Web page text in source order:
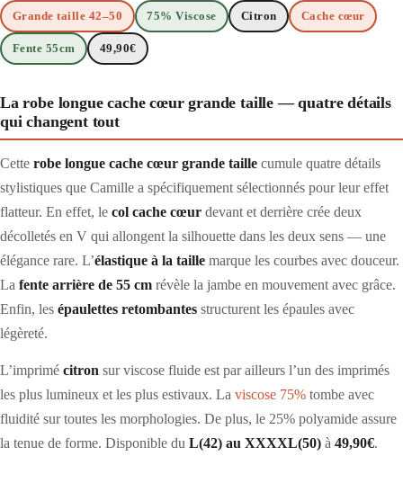
Grande taille 42–50 75% Viscose Citron Cache cœur
Fente 55cm 49,90€
La robe longue cache cœur grande taille — quatre détails
qui changent tout
Cette robe longue cache cœur grande taille cumule quatre détails
stylistiques que Camille a spécifiquement sélectionnés pour leur effet
flatteur. En effet, le col cache cœur devant et derrière crée deux
décolletés en V qui allongent la silhouette dans les deux sens — une
élégance rare. L’élastique à la taille marque les courbes avec douceur.
La fente arrière de 55 cm révèle la jambe en mouvement avec grâce.
Enfin, les épaulettes retombantes structurent les épaules avec
légèreté.
L’imprimé citron sur viscose fluide est par ailleurs l’un des imprimés
les plus lumineux et les plus estivaux. La viscose 75% tombe avec
fluidité sur toutes les morphologies. De plus, le 25% polyamide assure
la tenue de forme. Disponible du L(42) au XXXXL(50) à 49,90€.